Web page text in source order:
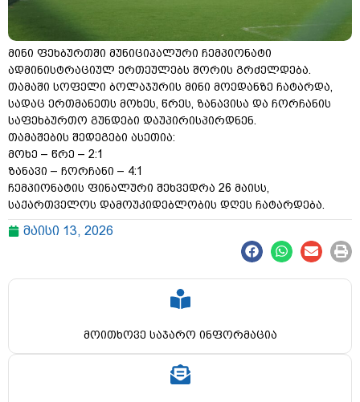
მინი ფეხბურთში მუნიციპალური ჩემპიონატი
ადმინისტრაციულ ერთეულებს შორის გრძელდება.
თამაში სოფელი ბოლაჯურის მინი მოედანზე ჩატარდა,
სადაც ერთმანეთს მოხეს, წრეს, ზანავისა და ჩორჩანის
საფეხბურთო გუნდები დაუპირისპირდნენ.
თამაშების შედეგები ასეთია:
მოხე – წრე – 2:1
ზანავი – ჩორჩანი – 4:1
ჩემპიონატის ფინალური შეხვედრა 26 მაისს,
საქართველოს დამოუკიდებლობის დღეს ჩატარდება.
მაისი 13, 2026
მოითხოვე საჯარო ინფორმაცია